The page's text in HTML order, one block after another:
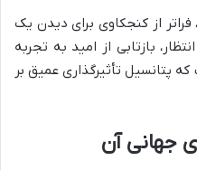
فراتر از کنجکاوی برای دیدن یک
بازتابی از امید به تجربه
پتانسیل تأثیرگذاری عمیق بر
جهانی آن